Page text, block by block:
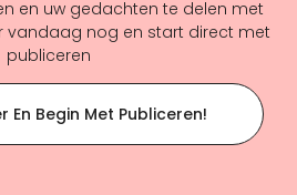
en uw gedachten te delen met
vandaag nog en start direct met
publiceren
En Begin Met Publiceren!